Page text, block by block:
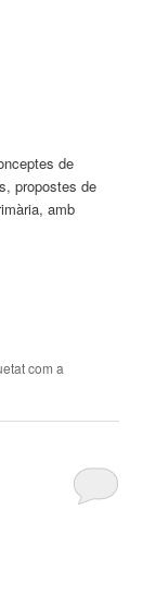
de
propostes de
amb
com a